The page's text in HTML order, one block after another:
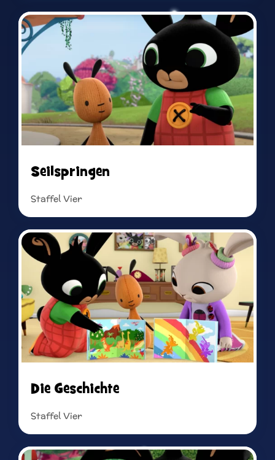
Seilspringen
Staffel Vier
Die Geschichte
Staffel Vier